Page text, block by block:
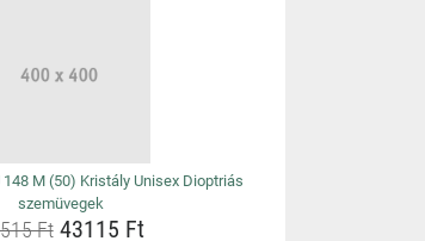
148 M (50) Kristály Unisex Dioptriás
szemüvegek
Ft43115 Ft